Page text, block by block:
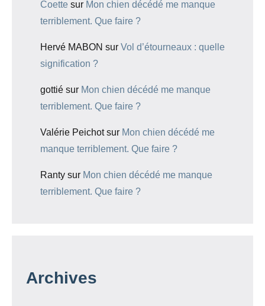
Coette sur Mon chien décédé me manque
terriblement. Que faire ?
Hervé MABON sur Vol d’étourneaux : quelle
signification ?
gottié sur Mon chien décédé me manque
terriblement. Que faire ?
Valérie Peichotsur Mon chien décédé me
manque terriblement. Que faire ?
Ranty sur Mon chien décédé me manque
terriblement. Que faire ?
Archives